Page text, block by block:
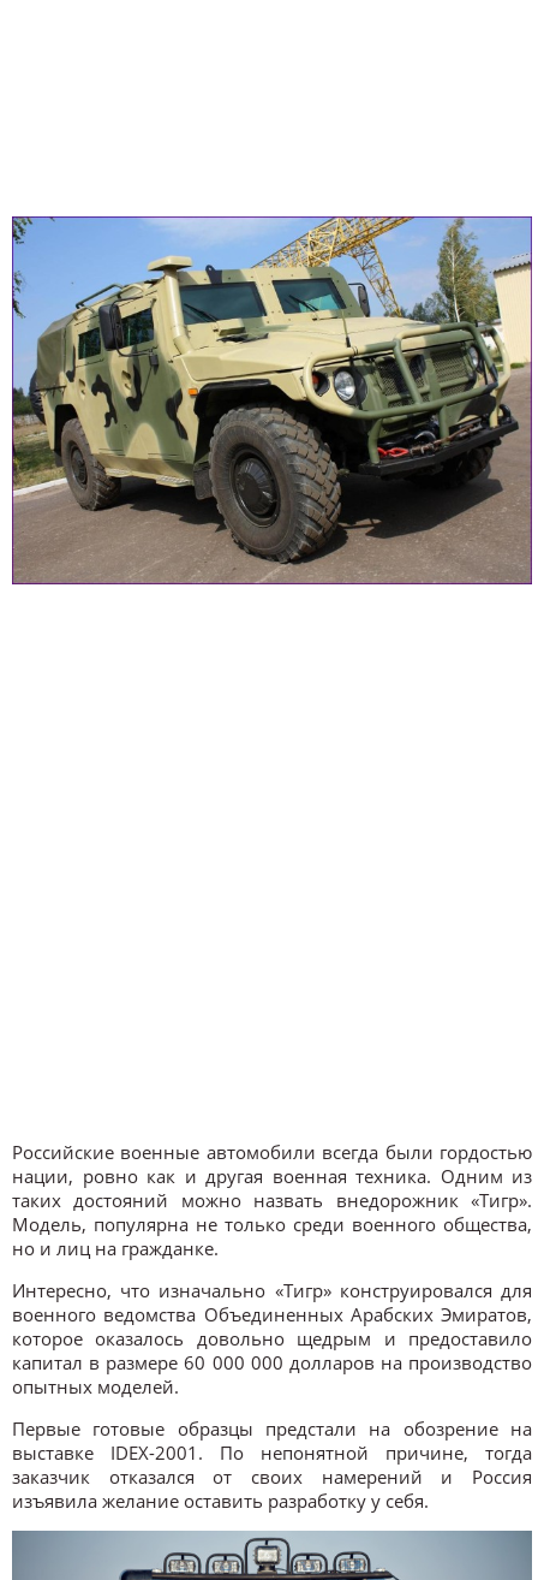
Российские военные автомобили всегда были гордостью
нации, ровно как и другая военная техника. Одним из
таких достояний можно назвать внедорожник «Тигр».
Модель, популярна не только среди военного общества,
но и лиц на гражданке.
Интересно, что изначально «Тигр» конструировался для
военного ведомства Объединенных Арабских Эмиратов,
которое оказалось довольно щедрым и предоставило
капитал в размере 60 000 000 долларов на производство
опытных моделей.
Первые готовые образцы предстали на обозрение на
выставке IDEX-2001. По непонятной причине, тогда
заказчик отказался от своих намерений и Россия
изъявила желание оставить разработку у себя.